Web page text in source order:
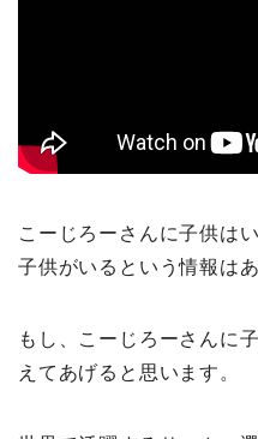
こーじろーさんに子供は
子供がいるという情報は
もし、こーじろーさんに
えてあげると思います。